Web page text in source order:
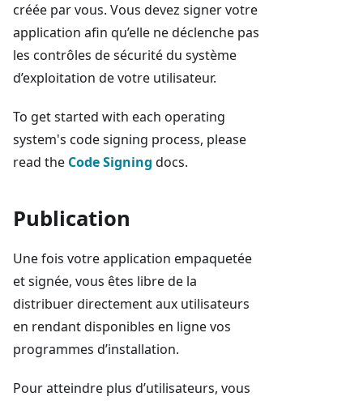
créée par vous. Vous devez signer votre
application afin qu’elle ne déclenche pas
les contrôles de sécurité du système
d’exploitation de votre utilisateur.
To get started with each operating
system's code signing process, please
read the Code Signing docs.
Publication
Une fois votre application empaquetée
et signée, vous êtes libre de la
distribuer directement aux utilisateurs
en rendant disponibles en ligne vos
programmes d’installation.
Pour atteindre plus d’utilisateurs, vous